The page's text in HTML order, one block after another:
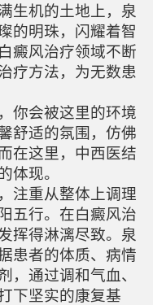
机的土地上，泉
的明珠，闪耀着智
癜风治疗领域不断
疗方法，为无数患
会被这里的环境
舒适的氛围，仿佛
在这里，中西医结
体现。
重从整体上调理
五行。在白癜风治
挥得淋漓尽致。泉
患者的体质、病情
，通过调和气血、
下坚实的康复基